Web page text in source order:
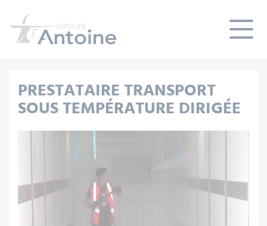
PRESTATAIRE TRANSPORT
SOUS TEMPÉRATURE DIRIGÉE